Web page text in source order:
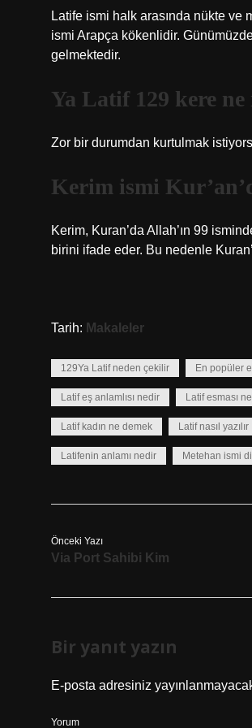
Latife ismi halk arasında nükte ve
ismi Arapça kökenlidir.
gelmektedir.
Ya Latif 129 kere
Zor bir durumdan kurtulmak
Kerim ismi
Kerim, Kuran’da Allah’ın 99
birini ifade eder. Bu nedenle
Tarih: Makaleler
129Ya Latif neden çekilir En popüler
Latif eş anlamlısı nedir Latif esması
Latif kadın ne demek Latif nasıl yazılır
Latifenin anlamı nedir Metehan ismi
Önceki Yazı
Via Port Sahibi Kim
Bir yanıt yazın
E-posta adresiniz
Yorum